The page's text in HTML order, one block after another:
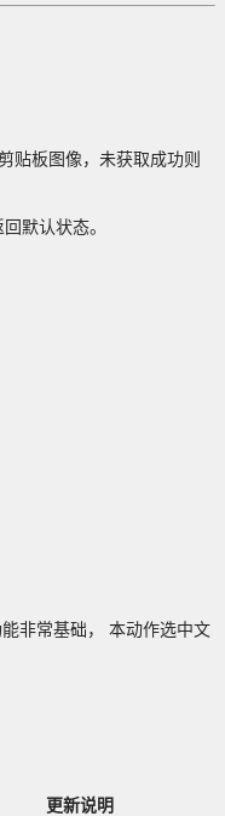
贴板图像，未获取成功则
默认状态。
非常基础， 本动作选中文
更新说明